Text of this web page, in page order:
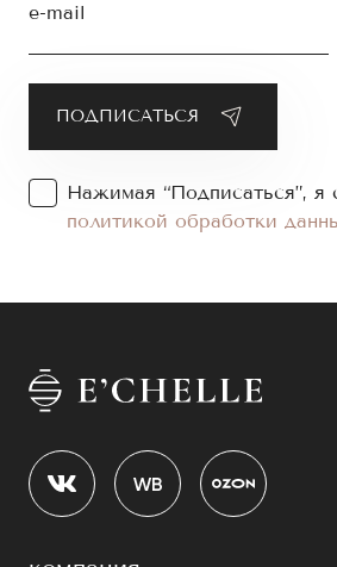
e-mail
Нажимая “Подписаться”, я
политикой обработки